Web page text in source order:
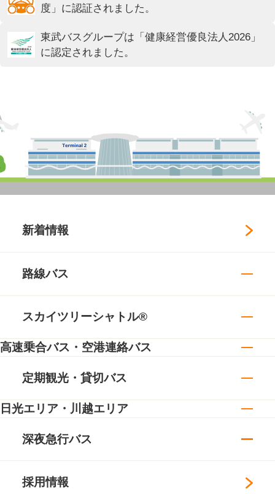
度」に認証されました。
東武バスグループは「健康経営優良法人2026」
に認定されました。
新着情報
路線バス
スカイツリーシャトル®
高速乗合バス・空港連絡バス
定期観光・貸切バス
日光エリア・川越エリア
深夜急行バス
採用情報